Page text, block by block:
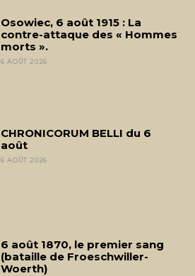
Osowiec, 6 août 1915 : La
contre-attaque des « Hommes
morts ».
6 AOÛT 2026
CHRONICORUM BELLI du 6
août
6 AOÛT 2026
6 août 1870, le premier sang
(bataille de Froeschwiller-
Woerth)